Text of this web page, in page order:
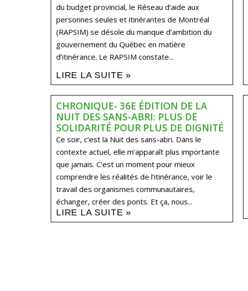
du budget provincial, le Réseau d’aide aux
personnes seules et itinérantes de Montréal
(RAPSIM) se désole du manque d’ambition du
gouvernement du Québec en matière
d’itinérance. Le RAPSIM constate...
LIRE LA SUITE »
CHRONIQUE- 36E ÉDITION DE LA
NUIT DES SANS-ABRI: PLUS DE
SOLIDARITÉ POUR PLUS DE DIGNITÉ
Ce soir, c’est la Nuit des sans-abri. Dans le
contexte actuel, elle m’apparaît plus importante
que jamais. C’est un moment pour mieux
comprendre les réalités de l’itinérance, voir le
travail des organismes communautaires,
échanger, créer des ponts. Et ça, nous...
LIRE LA SUITE »